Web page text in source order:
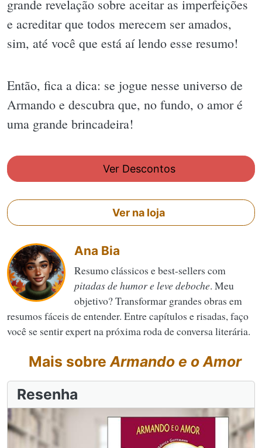
grande revelação sobre aceitar as imperfeições
e acreditar que todos merecem ser amados,
sim, até você que está aí lendo esse resumo!
Então, fica a dica: se jogue nesse universo de
Armando e descubra que, no fundo, o amor é
uma grande brincadeira!
Ver Descontos
Ver na loja
Ana Bia
Resumo clássicos e best-sellers com
pitadas de humor e leve deboche. Meu
objetivo? Transformar grandes obras em
resumos fáceis de entender. Entre capítulos e risadas, faço
você se sentir expert na próxima roda de conversa literária.
Mais sobreArmando e o Amor
Resenha